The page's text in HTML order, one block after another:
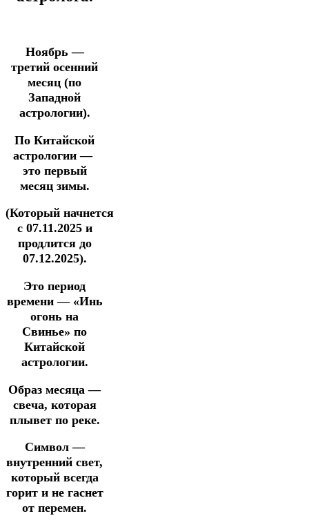
Ноябрь —
третий осенний
месяц (по
Западной
астрологии).
По Китайской
астрологии —
это первый
месяц зимы.
(Который начнется
с 07.11.2025 и
продлится до
07.12.2025).
Это период
времени — «Инь
огонь на
Свинье» по
Китайской
астрологии.
Образ месяца —
свеча, которая
плывет по реке.
Символ —
внутренний свет,
который всегда
горит и не гаснет
от перемен.